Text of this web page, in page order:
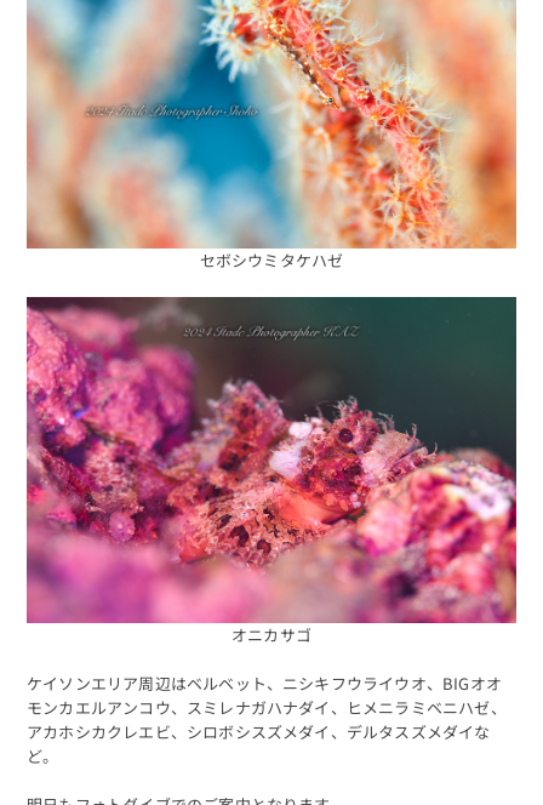
セボシウミタケハゼ
オニカサゴ
ケイソンエリア周辺はベルベット、ニシキフウライウオ、BIGオオ
モンカエルアンコウ、スミレナガハナダイ、ヒメニラミベニハゼ、
アカホシカクレエビ、シロボシスズメダイ、デルタスズメダイな
ど。
海況をチェック 海日記を見る
予約する